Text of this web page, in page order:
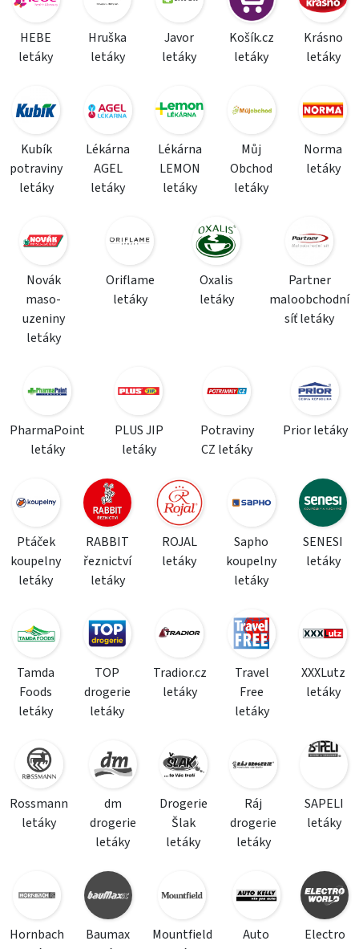
HEBE
letáky
Hruška
letáky
Javor
letáky
Košík.cz
letáky
Krásno
letáky
Kubík
potraviny
letáky
Lékárna
AGEL
letáky
Lékárna
LEMON
letáky
Můj
Obchod
letáky
Norma
letáky
Novák
maso-
uzeniny
letáky
Oriflame
letáky
Oxalis
letáky
Partner
maloobchodní
síť letáky
PharmaPoint
letáky
PLUS JIP
letáky
Potraviny
CZ letáky
Prior letáky
Ptáček
koupelny
letáky
RABBIT
řeznictví
letáky
ROJAL
letáky
Sapho
koupelny
letáky
SENESI
letáky
Tamda
Foods
letáky
TOP
drogerie
letáky
Tradior.cz
letáky
Travel
Free
letáky
XXXLutz
letáky
Rossmann
letáky
dm
drogerie
letáky
Drogerie
Šlak
letáky
Ráj
drogerie
letáky
SAPELI
letáky
Hornbach
Baumax
Mountfield
Auto
Electro